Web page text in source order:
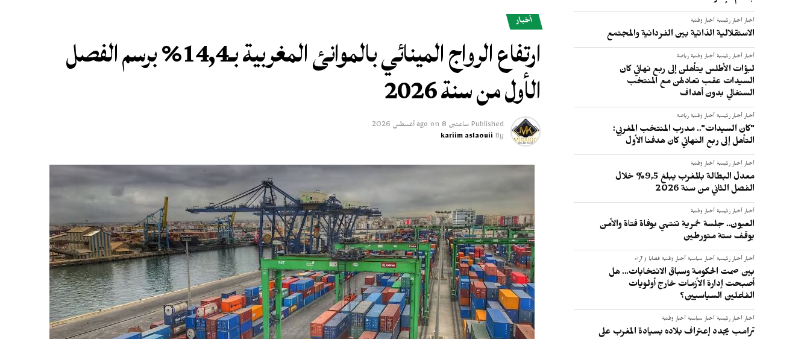
أخبار أخبار رئيسية أخبار وطنية
الاستقلالية الذاتية بين الفردانية والمجتمع
أخبار أخبار رئيسية أخبار وطنية رياضة
لبؤات الأطلس يتأهلن إلى ربع نهائي كان
السيدات عقب تعادلهن مع المنتخب
السنغالي بدون أهداف
أخبار أخبار رئيسية أخبار وطنية رياضة
"كان السيدات".. مدرب المنتخب المغربي:
التأهل إلى ربع النهائي كان هدفنا الأول
أخبار أخبار رئيسية أخبار وطنية
معدل البطالة بالمغرب يبلغ 9,5% خلال
الفصل الثاني من سنة 2026
أخبار أخبار رئيسية أخبار وطنية
العيون.. جلسة خمرية تنتهي بوفاة فتاة والأمن
يوقف ستة متورطين
أخبار أخبار رئيسية أخبار سياسية أخبار وطنية قضايا و آراء
بين صمت الحكومة وسباق الانتخابات... هل
أصبحت إدارة الأزمات خارج أولويات
الفاعلين السياسيين؟
أخبار أخبار رئيسية أخبار سياسية أخبار وطنية
ترامب يجدد إعتراف بلاده بسيادة المغرب على
أخبار
ارتفاع الرواج المينائي بالموانئ المغربية بـ14,4% برسم الفصل
الأول من سنة 2026
Published ساعتين ago on 8 أغسطس 2026
By
kariim aslaouii